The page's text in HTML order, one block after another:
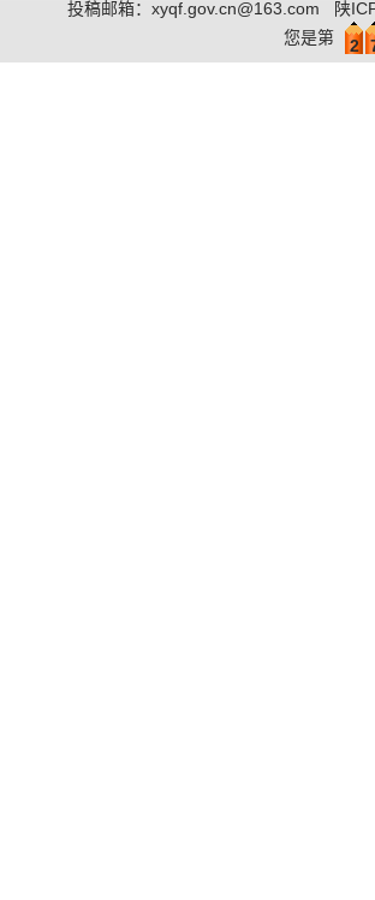
投稿邮箱： xyqf.gov.cn@163.com
陕
您是第